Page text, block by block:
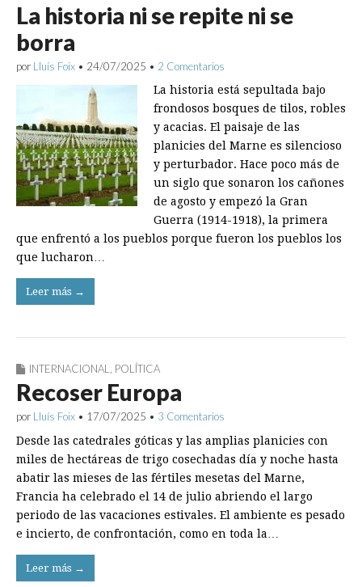
La historia ni se repite ni se
borra
por Lluís Foix • 24/07/2025 • 2 Comentarios
La historia está sepultada bajo
frondosos bosques de tilos, robles
y acacias. El paisaje de las
planicies del Marne es silencioso
y perturbador. Hace poco más de
un siglo que sonaron los cañones
de agosto y empezó la Gran
Guerra (1914-1918), la primera
que enfrentó a los pueblos porque fueron los pueblos los
que lucharon…
Leer más →
INTERNACIONAL, POLÍTICA
Recoser Europa
por Lluís Foix • 17/07/2025 • 3 Comentarios
Desde las catedrales góticas y las amplias planicies con
miles de hectáreas de trigo cosechadas día y noche hasta
abatir las mieses de las fértiles mesetas del Marne,
Francia ha celebrado el 14 de julio abriendo el largo
periodo de las vacaciones estivales. El ambiente es pesado
e incierto, de confrontación, como en toda la…
Leer más →